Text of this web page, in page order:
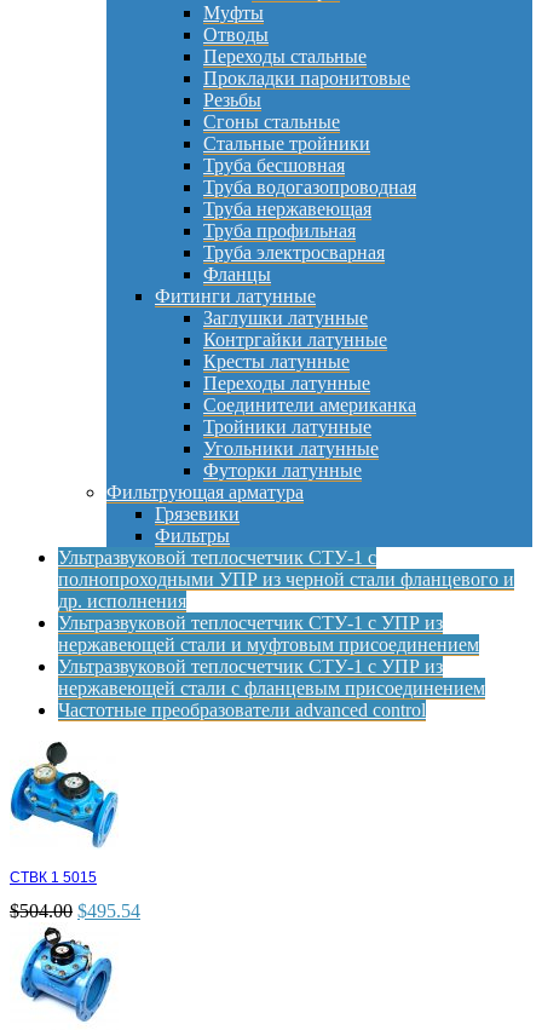
Муфты
Отводы
Переходы стальные
Прокладки паронитовые
Резьбы
Сгоны стальные
Стальные тройники
Труба бесшовная
Труба водогазопроводная
Труба нержавеющая
Труба профильная
Труба электросварная
Фланцы
Фитинги латунные
Заглушки латунные
Контргайки латунные
Кресты латунные
Переходы латунные
Соединители американка
Тройники латунные
Угольники латунные
Футорки латунные
Фильтрующая арматура
Грязевики
Фильтры
Ультразвуковой теплосчетчик СТУ-1 с
полнопроходными УПР из черной стали фланцевого и
др. исполнения
Ультразвуковой теплосчетчик СТУ-1 с УПР из
нержавеющей стали и муфтовым присоединением
Ультразвуковой теплосчетчик СТУ-1 с УПР из
нержавеющей стали с фланцевым присоединением
Частотные преобразователи advanced control
СТВК 1 5015
$504.00 $495.54